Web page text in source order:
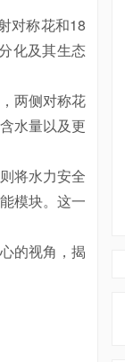
对称花和18
化及其生态
两侧对称花
水量以及更
将水力安全
模块。这一
的视角，揭